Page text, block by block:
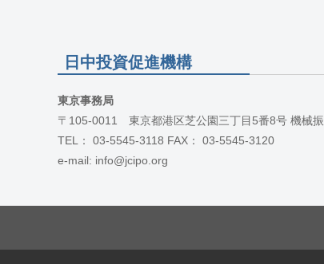
日中投資促進機構
東京事務局
〒105-0011 東京都港区芝公園三丁目5番8号 機械
TEL： 03-5545-3118 FAX： 03-5545-3120
e-mail: info@jcipo.org